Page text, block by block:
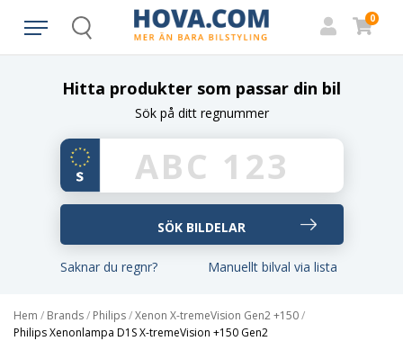
Search
0
Hitta produkter som passar din bil
Sök på ditt regnummer
Saknar du regnr? Manuellt bilval via lista
Hem / Brands/ Philips/Xenon X-tremeVision Gen2 +150/
Philips Xenonlampa D1S X-tremeVision +150 Gen2